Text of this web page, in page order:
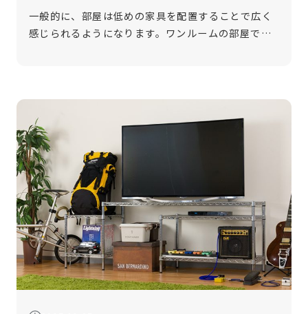
一般的に、部屋は低めの家具を配置することで広く
感じられるようになります。ワンルームの部屋で